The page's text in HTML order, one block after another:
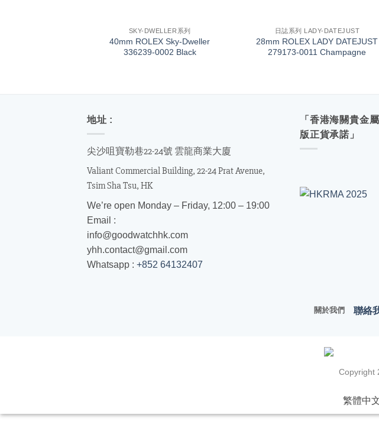
SKY-DWELLER系列
40mm ROLEX Sky-Dweller
336239-0002 Black
日誌系列 LADY-DATEJUST
28mm ROLEX LADY DATEJUST
279173-0011 Champagne
地址 :
尖沙咀寶勒巷22-24號 雲龍商業大廈
Valiant Commercial Building, 22-24 Prat Avenue,
Tsim Sha Tsu, HK
We’re open Monday – Friday, 12:00 – 19:00
Email :
info@goodwatchhk.com
yhh.contact@gmail.com
Whatsapp : +852 64132407
「香港海關貴金
版正貨承諾」
關於我們 聯絡
Copyright
繁體中